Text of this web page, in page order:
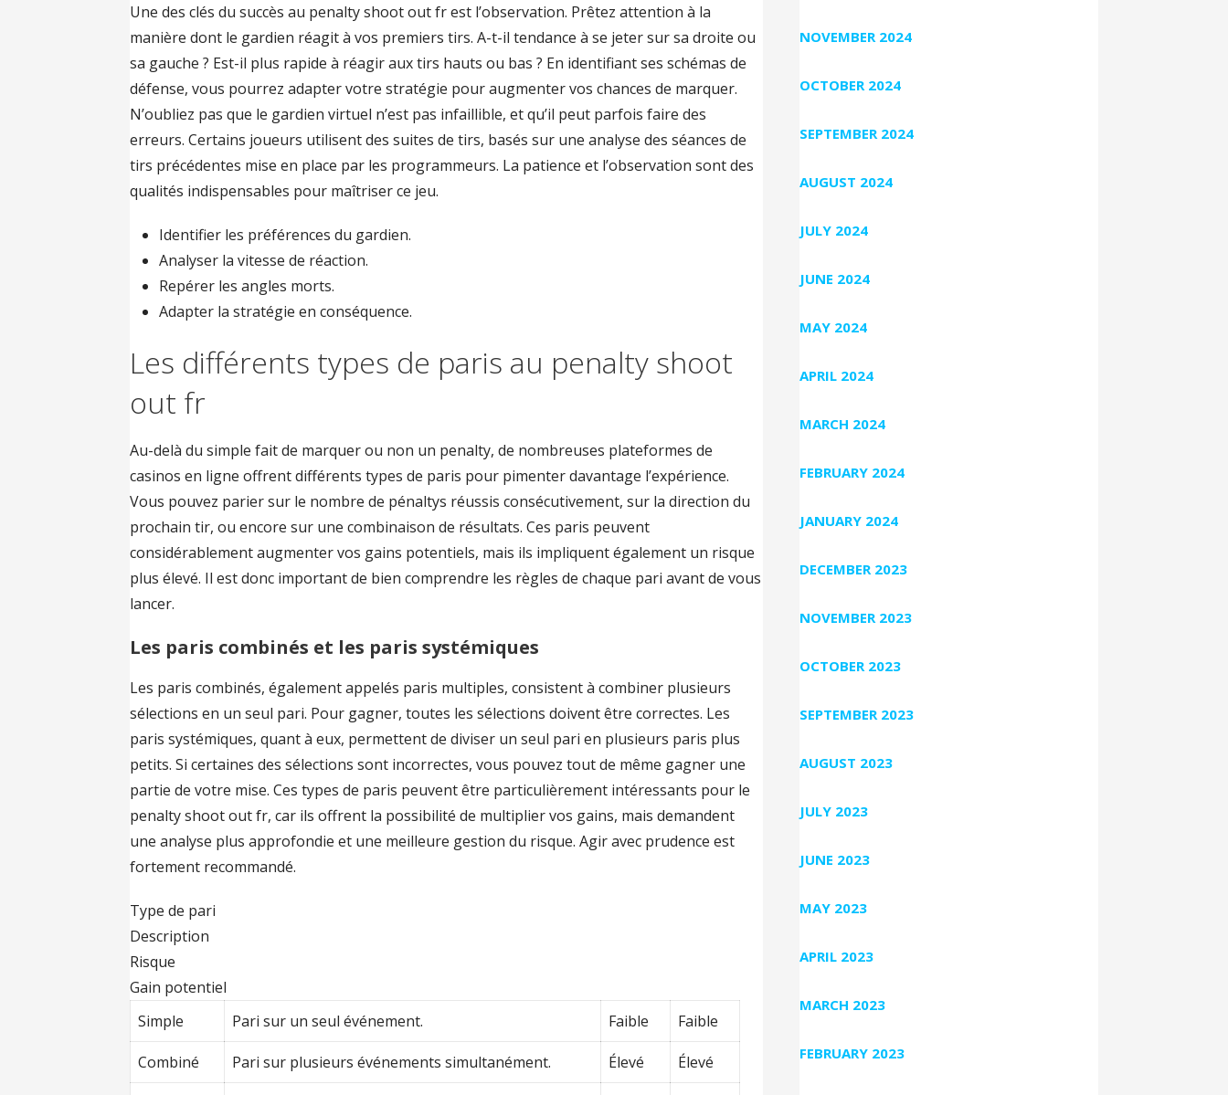
Une des clés du succès au penalty shoot out fr est l’observation. Prêtez attention à la
manière dont le gardien réagit à vos premiers tirs. A-t-il tendance à se jeter sur sa droite ou
sa gauche ? Est-il plus rapide à réagir aux tirs hauts ou bas ? En identifiant ses schémas de
défense, vous pourrez adapter votre stratégie pour augmenter vos chances de marquer.
N’oubliez pas que le gardien virtuel n’est pas infaillible, et qu’il peut parfois faire des
erreurs. Certains joueurs utilisent des suites de tirs, basés sur une analyse des séances de
tirs précédentes mise en place par les programmeurs. La patience et l’observation sont des
qualités indispensables pour maîtriser ce jeu.
Identifier les préférences du gardien.
Analyser la vitesse de réaction.
Repérer les angles morts.
Adapter la stratégie en conséquence.
Les différents types de paris au penalty shoot
out fr
Au-delà du simple fait de marquer ou non un penalty, de nombreuses plateformes de
casinos en ligne offrent différents types de paris pour pimenter davantage l’expérience.
Vous pouvez parier sur le nombre de pénaltys réussis consécutivement, sur la direction du
prochain tir, ou encore sur une combinaison de résultats. Ces paris peuvent
considérablement augmenter vos gains potentiels, mais ils impliquent également un risque
plus élevé. Il est donc important de bien comprendre les règles de chaque pari avant de vous
lancer.
Les paris combinés et les paris systémiques
Les paris combinés, également appelés paris multiples, consistent à combiner plusieurs
sélections en un seul pari. Pour gagner, toutes les sélections doivent être correctes. Les
paris systémiques, quant à eux, permettent de diviser un seul pari en plusieurs paris plus
petits. Si certaines des sélections sont incorrectes, vous pouvez tout de même gagner une
partie de votre mise. Ces types de paris peuvent être particulièrement intéressants pour le
penalty shoot out fr, car ils offrent la possibilité de multiplier vos gains, mais demandent
une analyse plus approfondie et une meilleure gestion du risque. Agir avec prudence est
fortement recommandé.
Type de pari
Description
Risque
Gain potentiel
Simple
Pari sur un seul événement. Faible Faible
Combiné Pari sur plusieurs événements simultanément. Élevé Élevé
NOVEMBER 2024
OCTOBER 2024
SEPTEMBER 2024
AUGUST 2024
JULY 2024
JUNE 2024
MAY 2024
APRIL 2024
MARCH 2024
FEBRUARY 2024
JANUARY 2024
DECEMBER 2023
NOVEMBER 2023
OCTOBER 2023
SEPTEMBER 2023
AUGUST 2023
JULY 2023
JUNE 2023
MAY 2023
APRIL 2023
MARCH 2023
FEBRUARY 2023